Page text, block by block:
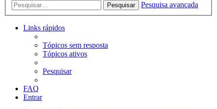
Pesquisar Pesquisa avançada
Links rápidos
Tópicos sem resposta
Tópicos ativos
Pesquisar
FAQ
Entrar